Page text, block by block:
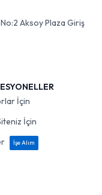
Aksoy Plaza Giriş
İçin
İçin
İşe Alım